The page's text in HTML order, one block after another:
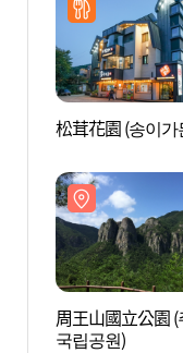
松茸花園 (송이가
周王山國立公園
국립공원)